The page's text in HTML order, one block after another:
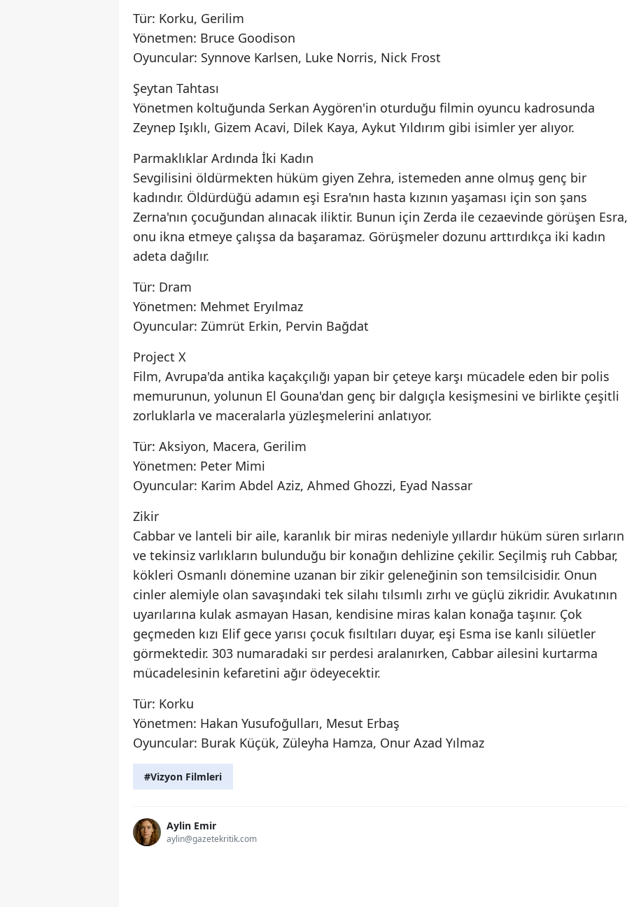
Tür: Korku, Gerilim
Yönetmen: Bruce Goodison
Oyuncular: Synnove Karlsen, Luke Norris, Nick Frost
Şeytan Tahtası
Yönetmen koltuğunda Serkan Aygören'in oturduğu filmin oyuncu kadrosunda
Zeynep Işıklı, Gizem Acavi, Dilek Kaya, Aykut Yıldırım gibi isimler yer alıyor.
Parmaklıklar Ardında İki Kadın
Sevgilisini öldürmekten hüküm giyen Zehra, istemeden anne olmuş genç bir
kadındır. Öldürdüğü adamın eşi Esra'nın hasta kızının yaşaması için son şans
Zerna'nın çocuğundan alınacak iliktir. Bunun için Zerda ile cezaevinde görüşen Esra,
onu ikna etmeye çalışsa da başaramaz. Görüşmeler dozunu arttırdıkça iki kadın
adeta dağılır.
Tür: Dram
Yönetmen: Mehmet Eryılmaz
Oyuncular: Zümrüt Erkin, Pervin Bağdat
Project X
Film, Avrupa'da antika kaçakçılığı yapan bir çeteye karşı mücadele eden bir polis
memurunun, yolunun El Gouna'dan genç bir dalgıçla kesişmesini ve birlikte çeşitli
zorluklarla ve maceralarla yüzleşmelerini anlatıyor.
Tür: Aksiyon, Macera, Gerilim
Yönetmen: Peter Mimi
Oyuncular: Karim Abdel Aziz, Ahmed Ghozzi, Eyad Nassar
Zikir
Cabbar ve lanteli bir aile, karanlık bir miras nedeniyle yıllardır hüküm süren sırların
ve tekinsiz varlıkların bulunduğu bir konağın dehlizine çekilir. Seçilmiş ruh Cabbar,
kökleri Osmanlı dönemine uzanan bir zikir geleneğinin son temsilcisidir. Onun
cinler alemiyle olan savaşındaki tek silahı tılsımlı zırhı ve güçlü zikridir. Avukatının
uyarılarına kulak asmayan Hasan, kendisine miras kalan konağa taşınır. Çok
geçmeden kızı Elif gece yarısı çocuk fısıltıları duyar, eşi Esma ise kanlı silüetler
görmektedir. 303 numaradaki sır perdesi aralanırken, Cabbar ailesini kurtarma
mücadelesinin kefaretini ağır ödeyecektir.
Tür: Korku
Yönetmen: Hakan Yusufoğulları, Mesut Erbaş
Oyuncular: Burak Küçük, Züleyha Hamza, Onur Azad Yılmaz
#Vizyon Filmleri
Aylin Emir
aylin@gazetekritik.com